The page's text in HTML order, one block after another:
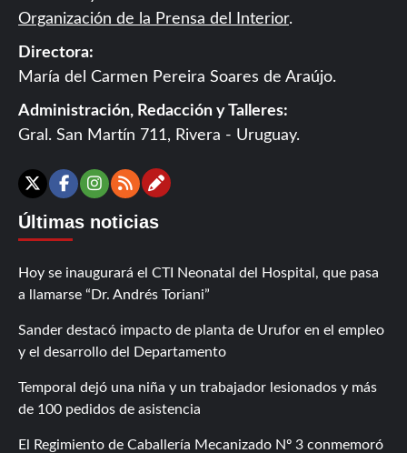
Organización de la Prensa del Interior.
Directora:
María del Carmen Pereira Soares de Araújo.
Administración, Redacción y Talleres:
Gral. San Martín 711, Rivera - Uruguay.
X Facebook
Instagram
RSSContáctanos
Últimas noticias
Hoy se inaugurará el CTI Neonatal del Hospital, que pasa
a llamarse “Dr. Andrés Toriani”
Sander destacó impacto de planta de Urufor en el empleo
y el desarrollo del Departamento
Temporal dejó una niña y un trabajador lesionados y más
de 100 pedidos de asistencia
El Regimiento de Caballería Mecanizado Nº 3 conmemoró